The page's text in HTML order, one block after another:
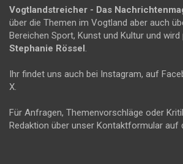
Vogtlandstreicher - Das
über die Themen im Vogtland aber auch
Bereichen Sport, Kunst und Kultur und
Stephanie Rössel .
Ihr findet uns auch bei Instagram, auf
X.
Für Anfragen, Themenvorschläge oder
Redaktion über unser Kontaktformular auf